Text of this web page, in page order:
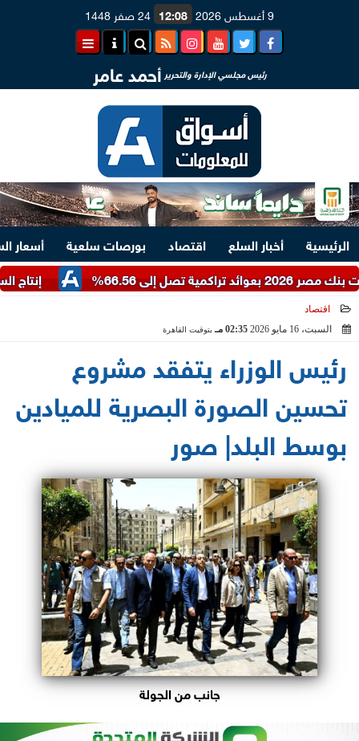
9 أغسطس 2026 12:08 24 صفر 1448
رئيس مجلسي الإدارة والتحرير أحمد عامر
الرئيسية أخبار السلع اقتصاد بورصات سلعية
أسعار
إنتاج السكر في أوروبا
اقتصاد
السبت، 16 مايو 2026
02:35 مـ بتوقيت القاهرة
رئيس الوزراء يتفقد مشروع
تحسين الصورة البصرية للميادين
بوسط البلد| صور
جانب من الجولة